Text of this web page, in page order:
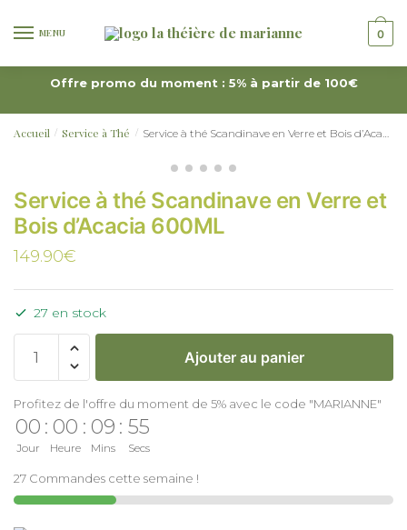
MENU 0
Offre promo du moment : 5% à partir de 100€
Accueil / Service à Thé / Service à thé Scandinave en Verre et Bois d’Acacia 600ML
Service à thé Scandinave en Verre et
Bois d’Acacia 600ML
149.90€
27 en stock
Ajouter au panier
Profitez de l'offre du moment de 5% avec le code "MARIANNE"
00
Jour
: 00
Heure
: 09
Mins
: 55
Secs
27 Commandes cette semaine !